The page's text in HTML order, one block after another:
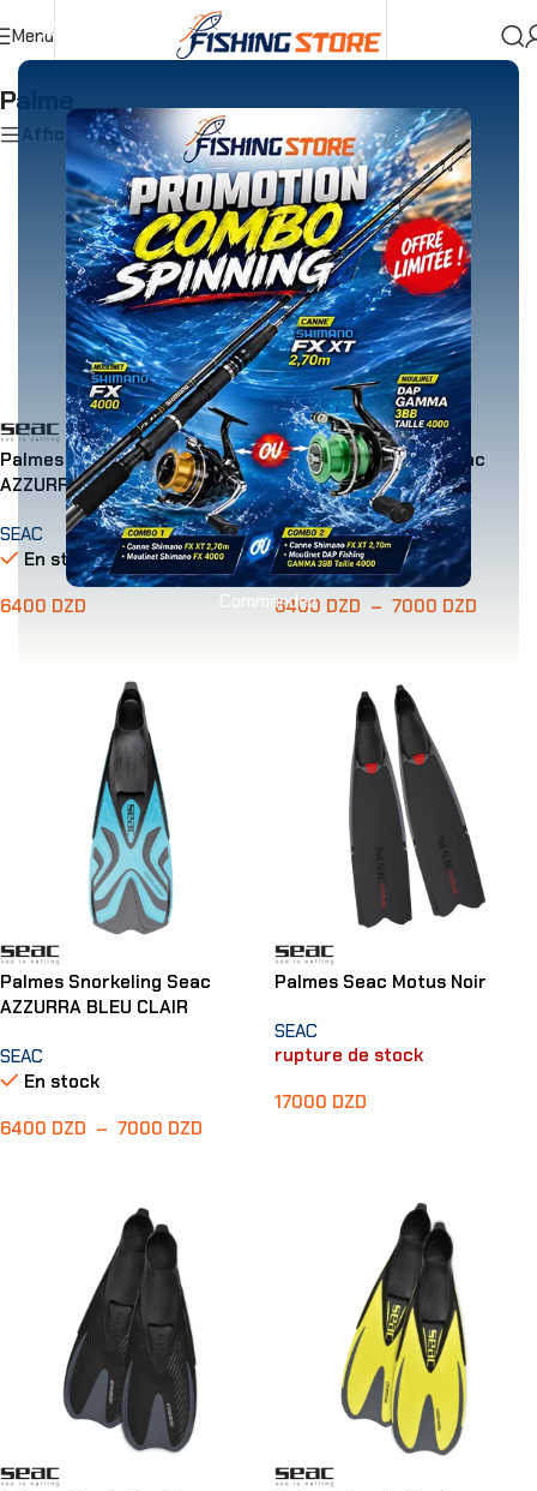
Commandez
Menu
Accueil»Chasse Sous Marine & Apnée»Palme
Palme
Afficher les filtres
Palmes Snorkeling Seac
AZZURRA ROSE
SEAC
En stock
6400 DZD
Palmes Snorkeling Seac
AZZURRA LIME
SEAC
En stock
6400 DZD – 7000 DZD
Palmes Snorkeling Seac
AZZURRA BLEU CLAIR
SEAC
En stock
6400 DZD – 7000 DZD
Palmes Seac Motus Noir
SEAC
rupture de stock
17000 DZD